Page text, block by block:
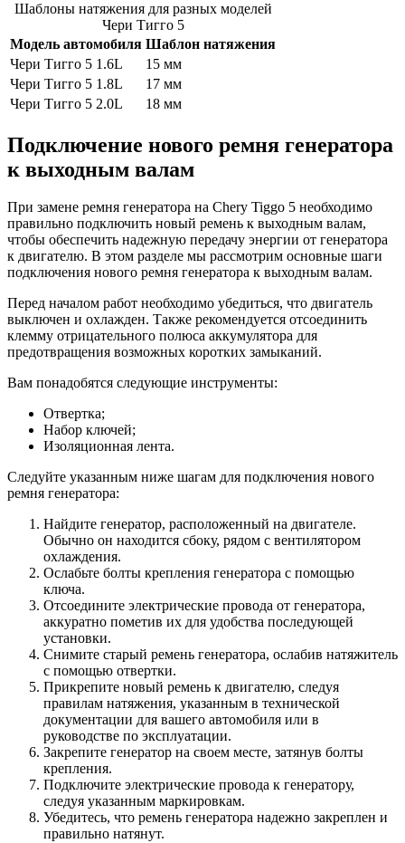
Шаблоны натяжения для разных моделей
Чери Тигго 5
Модель автомобиля Шаблон натяжения
Чери Тигго 5 1.6L
15 мм
Чери Тигго 5 1.8L
17 мм
Чери Тигго 5 2.0L
18 мм
Подключение нового ремня генератора
к выходным валам
При замене ремня генератора на Chery Tiggo 5 необходимо
правильно подключить новый ремень к выходным валам,
чтобы обеспечить надежную передачу энергии от генератора
к двигателю. В этом разделе мы рассмотрим основные шаги
подключения нового ремня генератора к выходным валам.
Перед началом работ необходимо убедиться, что двигатель
выключен и охлажден. Также рекомендуется отсоединить
клемму отрицательного полюса аккумулятора для
предотвращения возможных коротких замыканий.
Вам понадобятся следующие инструменты:
Отвертка;
Набор ключей;
Изоляционная лента.
Следуйте указанным ниже шагам для подключения нового
ремня генератора:
Найдите генератор, расположенный на двигателе.
Обычно он находится сбоку, рядом с вентилятором
охлаждения.
Ослабьте болты крепления генератора с помощью
ключа.
Отсоедините электрические провода от генератора,
аккуратно пометив их для удобства последующей
установки.
Снимите старый ремень генератора, ослабив натяжитель
с помощью отвертки.
Прикрепите новый ремень к двигателю, следуя
правилам натяжения, указанным в технической
документации для вашего автомобиля или в
руководстве по эксплуатации.
Закрепите генератор на своем месте, затянув болты
крепления.
Подключите электрические провода к генератору,
следуя указанным маркировкам.
Убедитесь, что ремень генератора надежно закреплен и
правильно натянут.